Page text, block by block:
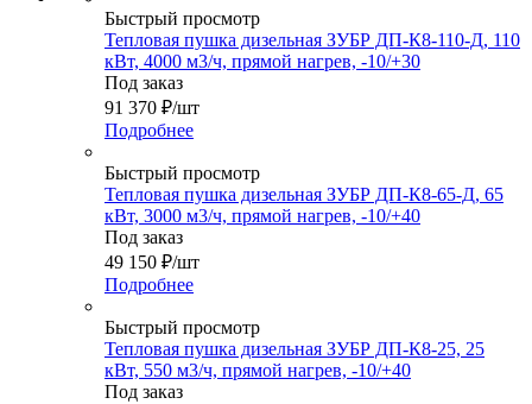
Быстрый просмотр
Тепловая пушка дизельная ЗУБР ДП-К8-110-Д, 110
кВт, 4000 м3/ч, прямой нагрев, -10/+30
Под заказ
91 370 ₽/шт
Подробнее
Быстрый просмотр
Тепловая пушка дизельная ЗУБР ДП-К8-65-Д, 65
кВт, 3000 м3/ч, прямой нагрев, -10/+40
Под заказ
49 150 ₽/шт
Подробнее
Быстрый просмотр
Тепловая пушка дизельная ЗУБР ДП-К8-25, 25
кВт, 550 м3/ч, прямой нагрев, -10/+40
Под заказ